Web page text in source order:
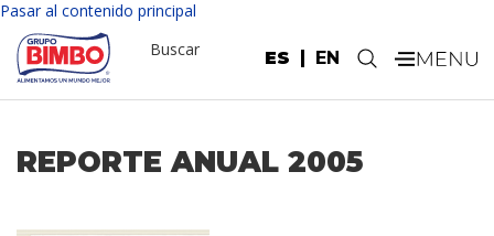
Pasar al contenido principal
ES EN
Buscar .
REPORTE ANUAL 2005